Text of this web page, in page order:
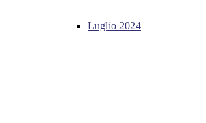
Luglio 2024